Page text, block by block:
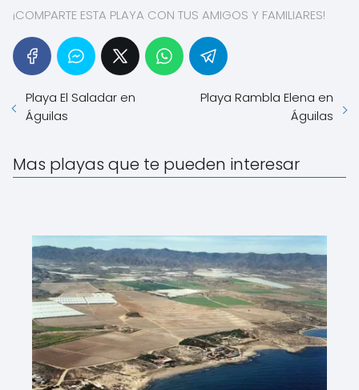
¡COMPARTE ESTA PLAYA CON TUS AMIGOS Y FAMILIARES!
Playa El Saladar en
Águilas
Playa Rambla Elena en
Águilas
Mas playas que te pueden interesar